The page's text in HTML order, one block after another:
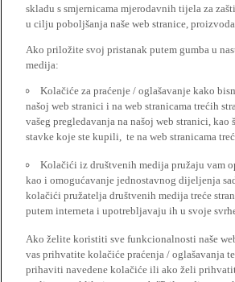
skladu s smjernicama mjerodavnih tijela za
u cilju poboljšanja naše web stranice,
Ako priložite svoj pristanak putem gumba u
medija:
Kolačiće za praćenje / oglašavanje kako
našoj web stranici i na web stranicama trećih
vašeg pregledavanja na našoj web stranici,
stavke koje ste kupili, te na web stranicama
Kolačići iz društvenih medija pružaju vam
kao i omogućavanje jednostavnog dijeljenja
kolačići pružatelja društvenih medija treće
putem interneta i upotrebljavaju ih u svoje
Ako želite koristiti sve funkcionalnosti naše
vas prihvatite kolačiće praćenja / oglašavanja
prihaviti navedene kolačiće ili ako želi